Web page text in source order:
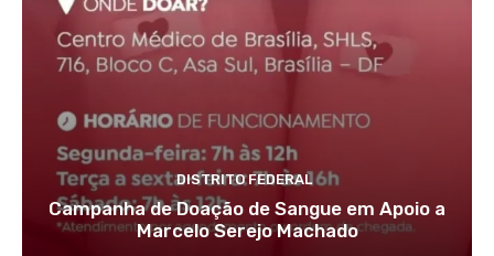
DISTRITO FEDERAL
Campanha de Doação de Sangue em Apoio a
Marcelo Serejo Machado